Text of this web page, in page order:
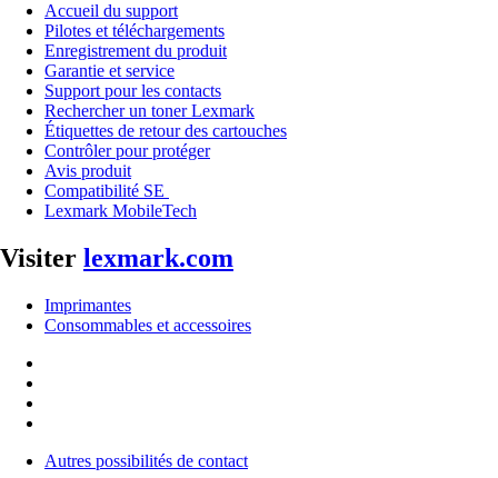
Accueil du support
Pilotes et téléchargements
Enregistrement du produit
Garantie et service
Support pour les contacts
Rechercher un toner Lexmark
Étiquettes de retour des cartouches
Contrôler pour protéger
Avis produit
Compatibilité SE
Lexmark MobileTech
Visiter lexmark.com
Imprimantes
Consommables et accessoires
Autres possibilités de contact